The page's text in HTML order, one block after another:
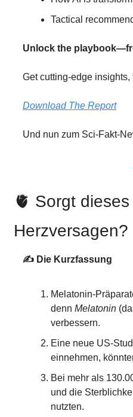
Tactical
Unlock the
Get cutting-edge
Download The Report
Und nun zum Sci-Fakt-
🫀 Sorgt
Herzversagen?
✍️ Die Kurzfassung
Melatonin-
denn Melatonin
verbessern.
Eine neue US-
einnehmen,
Bei mehr als
und die
nutzten.